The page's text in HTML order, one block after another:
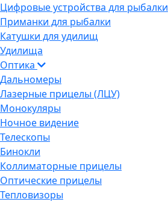
Цифровые устройства для рыбалки
Приманки для рыбалки
Катушки для удилищ
Удилища
Оптика
Дальномеры
Лазерные прицелы (ЛЦУ)
Монокуляры
Ночное видение
Телескопы
Бинокли
Коллиматорные прицелы
Оптические прицелы
Тепловизоры